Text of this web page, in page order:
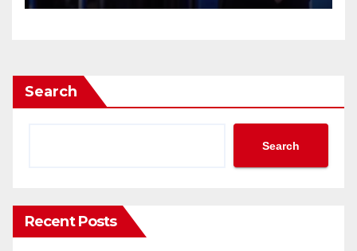
Search
Search
Recent Posts